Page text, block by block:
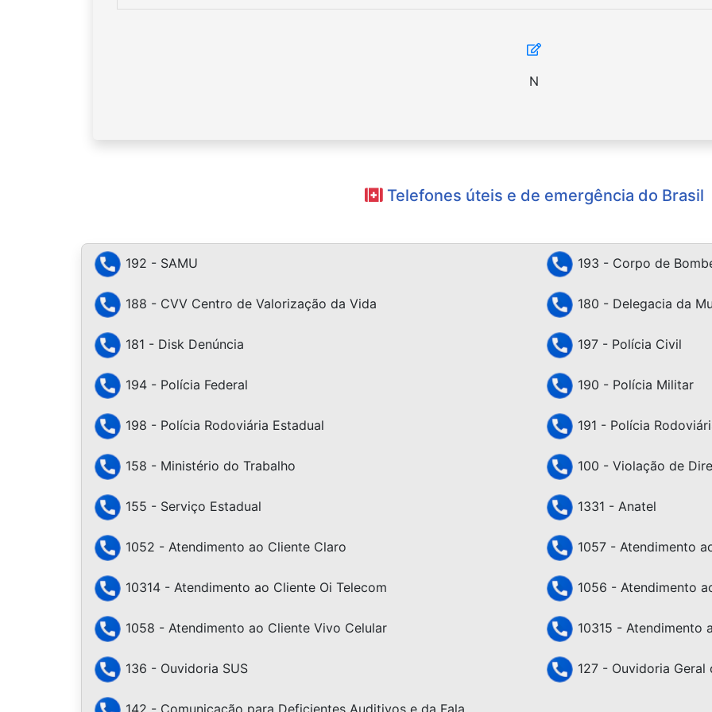
N
Telefones úteis e de emergência do Brasil
192 - SAMU 193 - Corpo de
188 - CVV Centro de Valorização da Vida 180 - Delegacia da
181 - Disk Denúncia 197 - Polícia Civil
194 - Polícia Federal 190 - Polícia Militar
198 - Polícia Rodoviária Estadual 191 - Polícia
158 - Ministério do Trabalho 100 - Violação de
155 - Serviço Estadual 1331 - Anatel
1052 - Atendimento ao Cliente Claro 1057 - Atendimento
10314 - Atendimento ao Cliente Oi Telecom 1056 - Atendimento
1058 - Atendimento ao Cliente Vivo Celular 10315 - Atendimento
136 - Ouvidoria SUS 127 - Ouvidoria